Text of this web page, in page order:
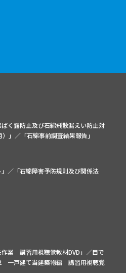
ばく露防止及び石綿飛散漏えい防止対
」 ／「石綿事前調査結果報告」
／「石綿障害予防規則及び関係法
作業 講習用視聴覚教材DVD」／目で
一戸建て当建築物編 講習用視聴覚